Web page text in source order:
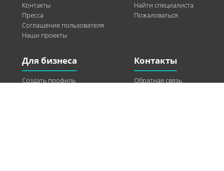
Контакты
Пресса
Соглашение пользователя
Наши проекты
Найти специалиста
Пожаловаться
Для бизнеса
Создать профиль
Контакты
Обратная связь